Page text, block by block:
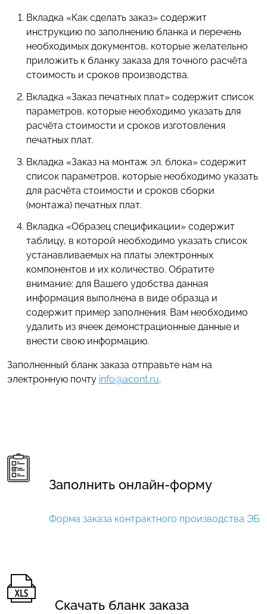
Вкладка «Как сделать заказ» содержит
инструкцию по заполнению бланка и перечень
необходимых документов, которые желательно
приложить к бланку заказа для точного расчёта
стоимость и сроков производства.
Вкладка «Заказ печатных плат» содержит список
параметров, которые необходимо указать для
расчёта стоимости и сроков изготовления
печатных плат.
Вкладка «Заказ на монтаж эл. блока» содержит
список параметров, которые необходимо указать
для расчёта стоимости и сроков сборки
(монтажа) печатных плат.
Вкладка «Образец спецификации» содержит
таблицу, в которой необходимо указать список
устанавливаемых на платы электронных
компонентов и их количество. Обратите
внимание: для Вашего удобства данная
информация выполнена в виде образца и
содержит пример заполнения. Вам необходимо
удалить из ячеек демонстрационные данные и
внести свою информацию.
Заполненный бланк заказа отправьте нам на
электронную почту info@acont.ru.
Заполнить онлайн-форму
Форма заказа контрактного производства ЭБ
Скачать бланк заказа